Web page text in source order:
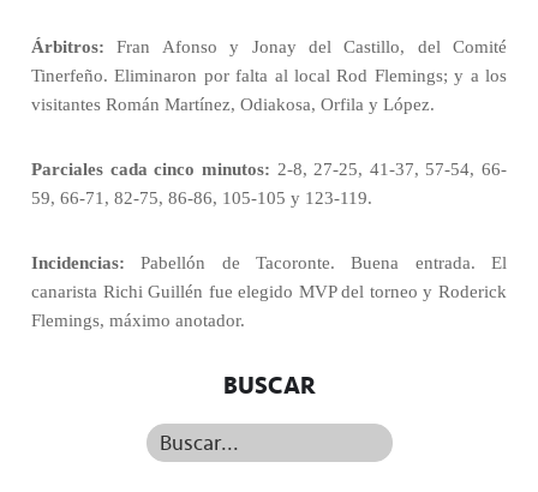
Árbitros: Fran Afonso y Jonay del Castillo, del Comité
Tinerfeño. Eliminaron por falta al local Rod Flemings; y a los
visitantes Román Martínez, Odiakosa, Orfila y López.
Parciales cada cinco minutos: 2-8, 27-25, 41-37, 57-54, 66-
59, 66-71, 82-75, 86-86, 105-105 y 123-119.
Incidencias: Pabellón de Tacoronte. Buena entrada. El
canarista Richi Guillén fue elegido MVP del torneo y Roderick
Flemings, máximo anotador.
BUSCAR
Buscar...